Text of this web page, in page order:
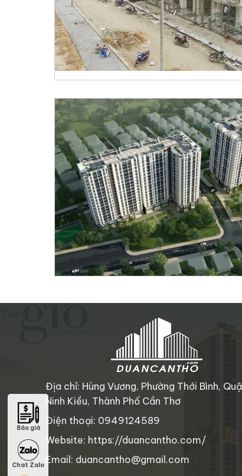
Địa chỉ: Hùng Vương, Phường Thới Bình,
Ninh Kiều, Thành Phố Cần Thơ
Điện thoại: 0949124589
Website: https://duancantho.com/
Email: duancantho@gmail.com
Báo giá
Chat Zalo
Báo giá
Chat Zalo